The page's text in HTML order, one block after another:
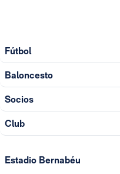
Fútbol
Baloncesto
Socios
Club
Estadio Bernabéu